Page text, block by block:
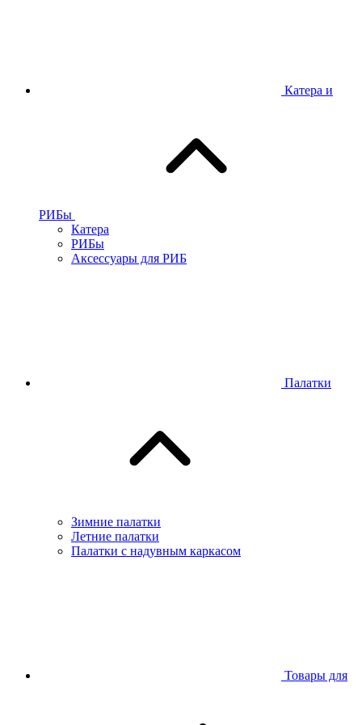
Катера и
РИБы
Катера
РИБы
Аксессуары для РИБ
Палатки
Зимние палатки
Летние палатки
Палатки с надувным каркасом
Товары для